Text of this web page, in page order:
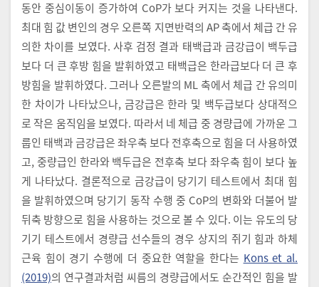
동안 중심이동이 증가하여 CoP가 보다 커지는 것을 나타낸다.
최대 힘 값 변인의 경우 오른쪽 지면반력의 AP 축에서 체급 간 유
의한 차이를 보였다. 사후 검정 결과 태백급과 금강급이 백두급
보다 더 큰 후방 힘을 발휘하였고 태백급은 한라급보다 더 큰 후
방힘을 발휘하였다. 그러나 오른발의 ML 축에서 체급 간 유의미
한 차이가 나타났으나, 금강급은 한라 및 백두급보다 상대적으
로 작은 움직임을 보였다. 따라서 네 체급 중 경량급에 가까운 그
룹인 태백과 금강급은 좌우축 보다 전후축으로 힘을 더 사용하였
고, 중량급인 한라와 백두급은 전후축 보다 좌우축 힘이 보다 높
게 나타났다. 결론적으로 금강급이 당기기 테스트에서 최대 힘
을 발휘하였으며 당기기 동작 수행 중 CoP의 변화와 더불어 발
뒤축 방향으로 힘을 사용하는 것으로 볼 수 있다. 이는 유도의 당
기기 테스트에서 경량급 선수들의 경우 상지의 쥐기 힘과 하체
근육 힘이 경기 수행에 더 중요한 역할을 한다는 Kons et al.
(2019)의 연구결과처럼 씨름의 경량급에서도 순간적인 힘을 발